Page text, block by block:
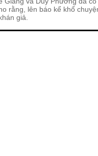
rằng, lên báo kể khổ
giả.